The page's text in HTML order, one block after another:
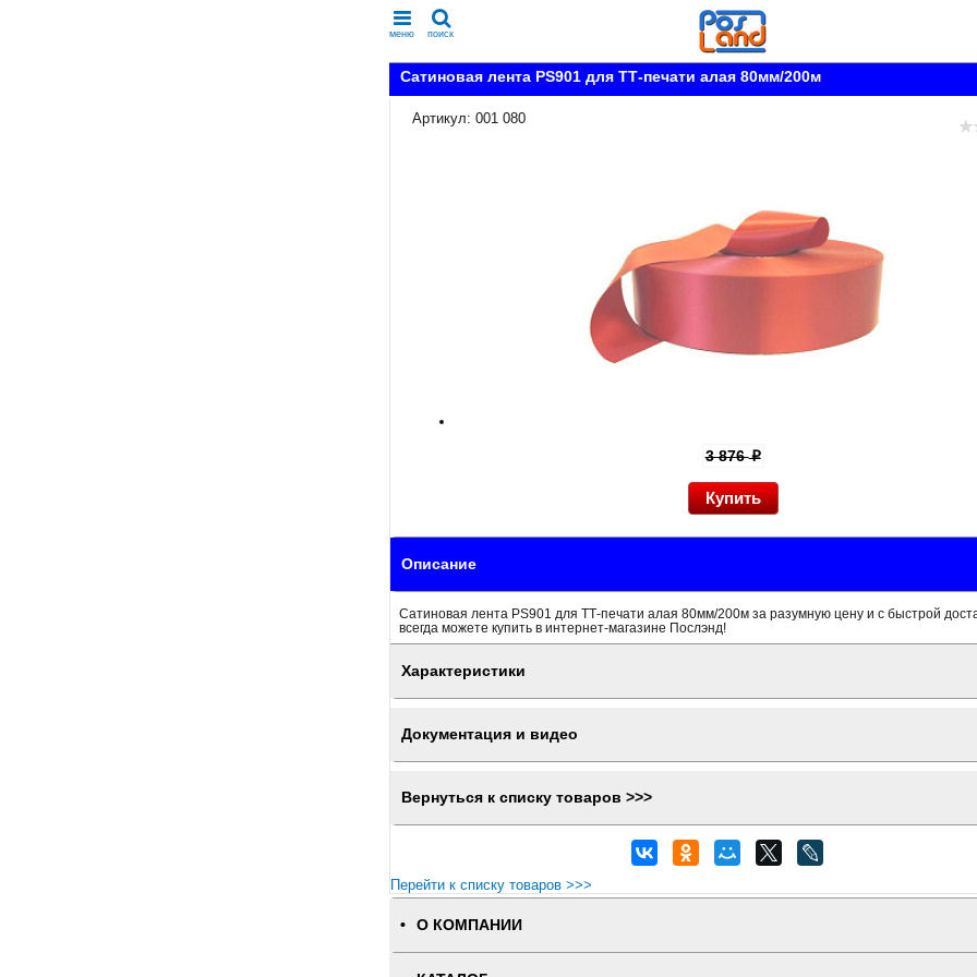
меню поиск
Сатиновая лента PS901 для ТТ-печати алая 80мм/200м
Артикул: 001 080
3 876p
Описание
Сатиновая лента PS901 для ТТ-печати алая 80мм/200м за разумную цену и с быстрой
всегда можете купить в интернет-магазине Послэнд!
Характеристики
Документация и видео
Вернуться к списку товаров >>>
Перейти к списку товаров >>>
О КОМПАНИИ